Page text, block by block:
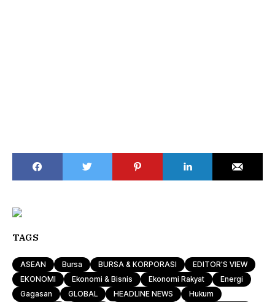
TAGS
ASEAN Bursa BURSA & KORPORASI
EDITOR'S VIEW
EKONOMI
Ekonomi & Bisnis Ekonomi Rakyat
Energi
Gagasan
GLOBAL HEADLINE NEWS Hukum